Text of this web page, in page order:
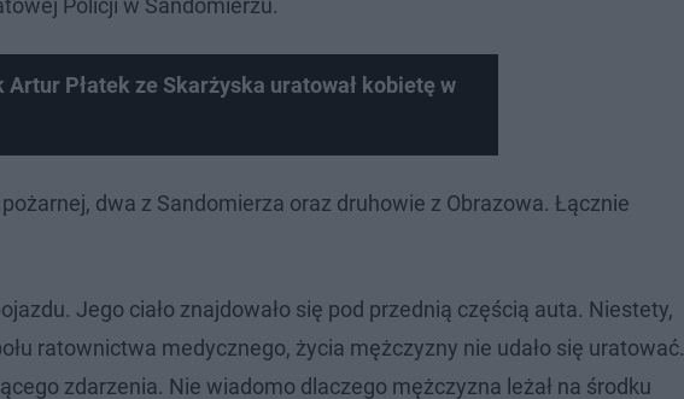
Policji w Sandomierzu.
Płatek ze Skarżyska uratował kobietę w
dwa z Sandomierza oraz druhowie z Obrazowa. Łącznie
Jego ciało znajdowało się pod przednią częścią auta. Niestety,
ratownictwa medycznego, życia mężczyzny nie udało się uratować.
zdarzenia. Nie wiadomo dlaczego mężczyzna leżał na środku